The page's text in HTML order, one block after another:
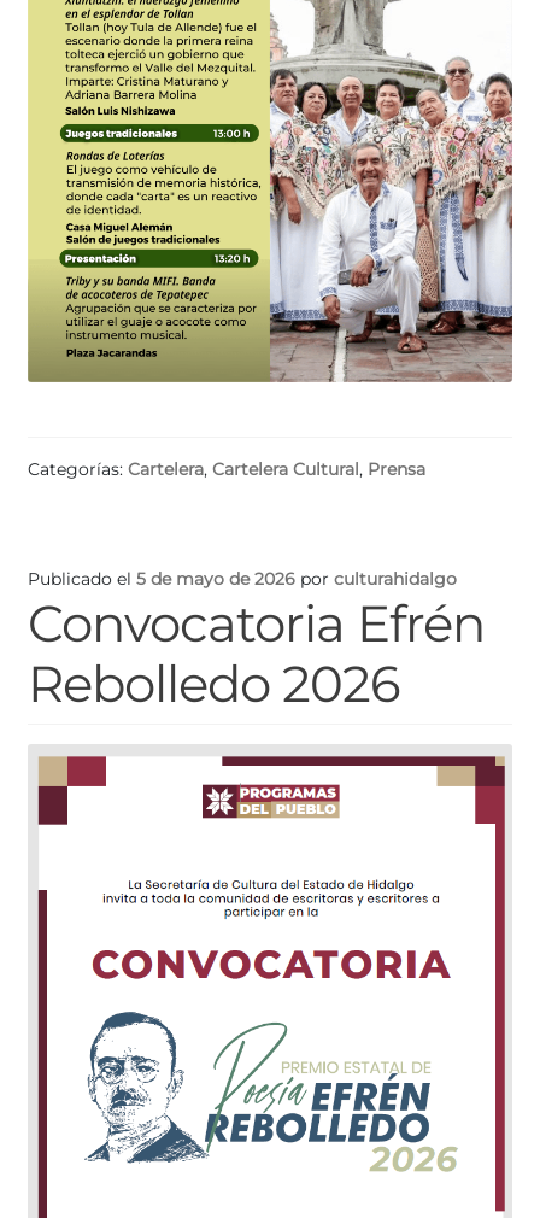
Categorías: Cartelera, Cartelera Cultural, Prensa
Publicado el 5 de mayo de 2026 por culturahidalgo
Convocatoria Efrén
Rebolledo 2026